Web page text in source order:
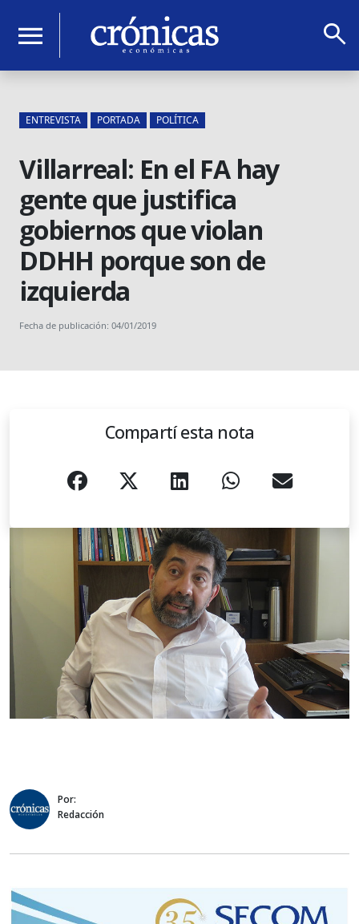
menu search
ENTREVISTA PORTADA POLÍTICA
Villarreal: En el FA hay
gente que justifica
gobiernos que violan
DDHH porque son de
izquierda
Fecha de publicación: 04/01/2019
Compartí esta nota
Por:
Redacción